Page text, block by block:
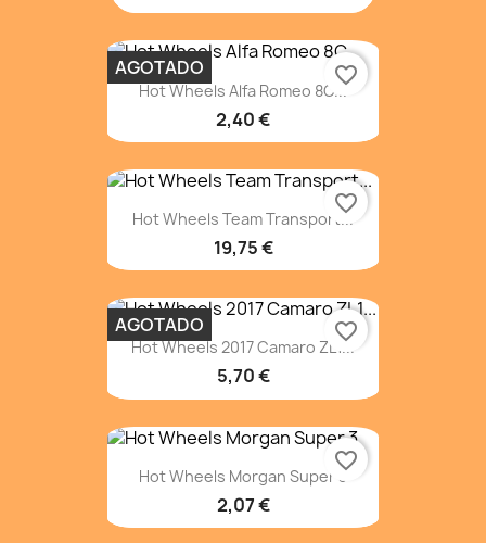
Hot Wheels Alfa Romeo 8C...
2,40 €
AGOTADO favorite_border
Hot Wheels Team Transport...
19,75 €
favorite_border
Hot Wheels 2017 Camaro ZL1...
5,70 €
AGOTADO favorite_border
Hot Wheels Morgan Super 3
2,07 €
favorite_border